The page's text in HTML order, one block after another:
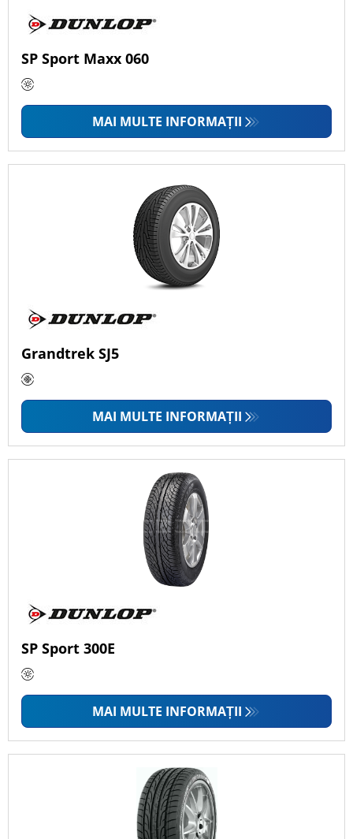
SP Sport Maxx 060
MAI MULTE INFORMAȚII
Grandtrek SJ5
MAI MULTE INFORMAȚII
SP Sport 300E
MAI MULTE INFORMAȚII